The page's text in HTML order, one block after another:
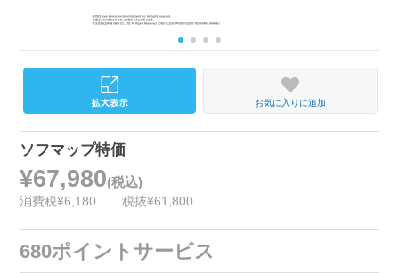
お気に入りに追加
ソフマップ特価
¥67,980(税込)
消費税¥6,180 税抜¥61,800
680ポイントサービス